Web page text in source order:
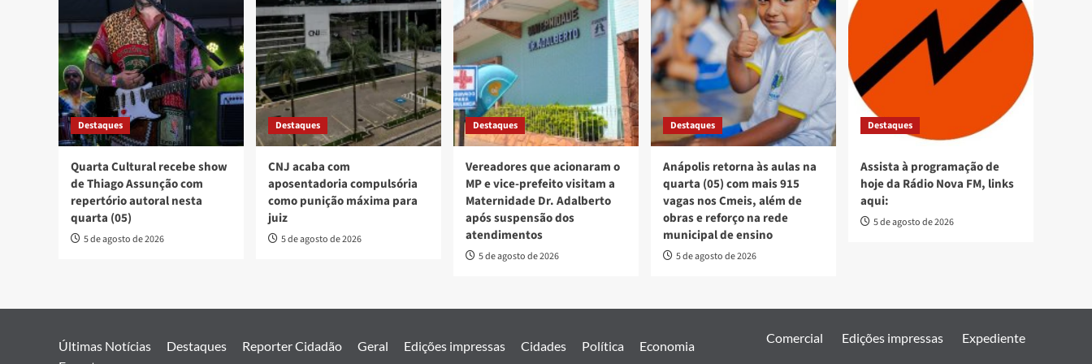
Destaques
Quarta Cultural recebe show
de Thiago Assunção com
repertório autoral nesta
quarta (05)
5 de agosto de 2026
Destaques
CNJ acaba com
aposentadoria compulsória
como punição máxima para
juiz
5 de agosto de 2026
Destaques
Vereadores que acionaram o
MP e vice-prefeito visitam a
Maternidade Dr. Adalberto
após suspensão dos
atendimentos
5 de agosto de 2026
Destaques
Anápolis retorna às aulas na
quarta (05) com mais 915
vagas nos Cmeis, além de
obras e reforço na rede
municipal de ensino
5 de agosto de 2026
Destaques
Assista à programação de
hoje da Rádio Nova FM, links
aqui:
5 de agosto de 2026
Últimas Notícias Destaques Reporter Cidadão Geral Edições impressas Cidades Política
Economia
Comercial Edições impressas Expediente